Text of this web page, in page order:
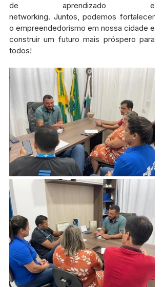
de aprendizado e
networking. Juntos, podemos fortalecer
o empreendedorismo em nossa cidade e
construir um futuro mais próspero para
todos!